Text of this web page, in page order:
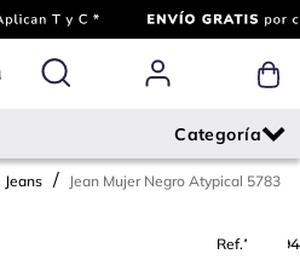
Jeans
Jean Mujer Negro Atypical 5783
Ref.708594